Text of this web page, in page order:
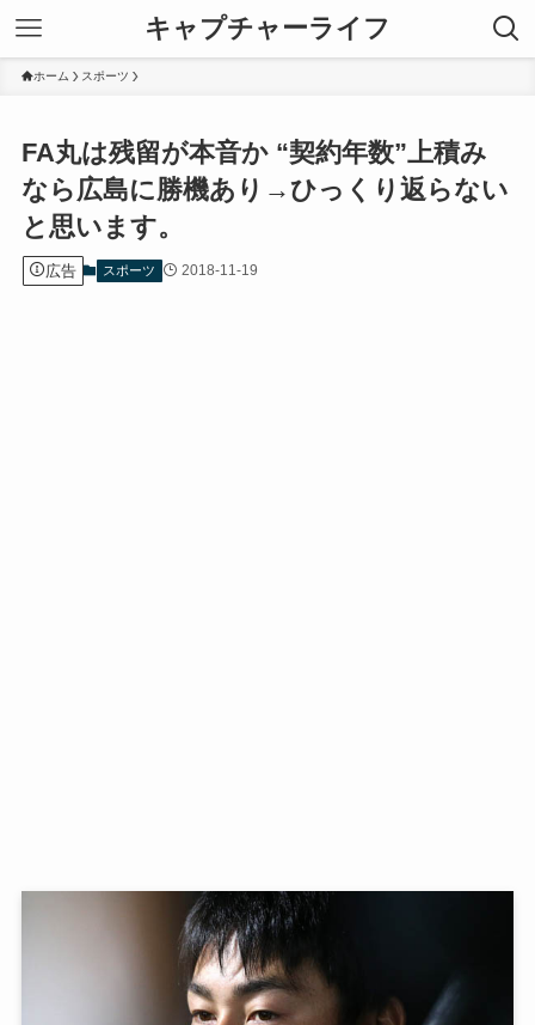
キャプチャーライフ
ホーム スポーツ
FA丸は残留が本音か “契約年数”上積み
なら広島に勝機あり→ひっくり返らない
と思います。
広告 スポーツ 2018-11-19